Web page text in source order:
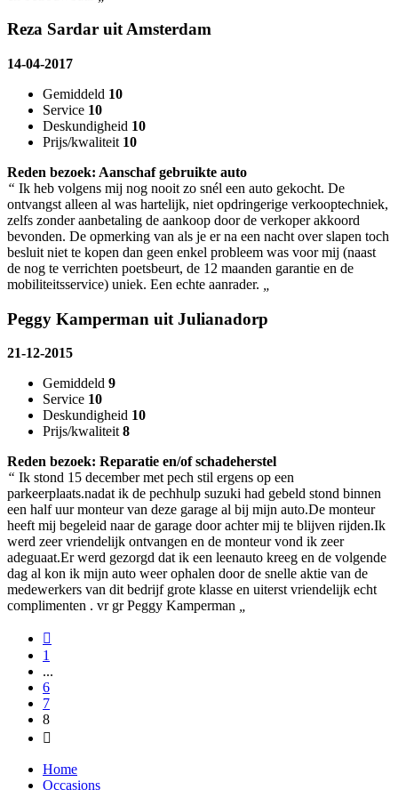
Reza Sardar uit Amsterdam
14-04-2017
Gemiddeld 10
Service 10
Deskundigheid 10
Prijs/kwaliteit 10
Reden bezoek: Aanschaf gebruikte auto
“ Ik heb volgens mij nog nooit zo snél een auto gekocht. De
ontvangst alleen al was hartelijk, niet opdringerige verkooptechniek,
zelfs zonder aanbetaling de aankoop door de verkoper akkoord
bevonden. De opmerking van als je er na een nacht over slapen toch
besluit niet te kopen dan geen enkel probleem was voor mij (naast
de nog te verrichten poetsbeurt, de 12 maanden garantie en de
mobiliteitsservice) uniek. Een echte aanrader.
Peggy Kamperman uit Julianadorp
21-12-2015
Gemiddeld 9
Service 10
Deskundigheid 10
Prijs/kwaliteit 8
Reden bezoek: Reparatie en/of schadeherstel
“ Ik stond 15 december met pech stil ergens op een
parkeerplaats.nadat ik de pechhulp suzuki had gebeld stond binnen
een half uur monteur van deze garage al bij mijn auto.De monteur
heeft mij begeleid naar de garage door achter mij te blijven rijden.Ik
werd zeer vriendelijk ontvangen en de monteur vond ik zeer
adeguaat.Er werd gezorgd dat ik een leenauto kreeg en de volgende
dag al kon ik mijn auto weer ophalen door de snelle aktie van de
medewerkers van dit bedrijf grote klasse en uiterst vriendelijk echt
complimenten . vr gr Peggy Kamperman
1
...
6
7
8
Home
Occasions